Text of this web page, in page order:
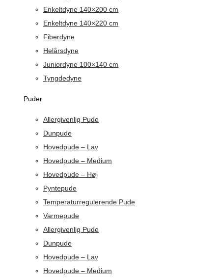
Enkeltdyne 140×200 cm
Enkeltdyne 140×220 cm
Fiberdyne
Helårsdyne
Juniordyne 100×140 cm
Tyngdedyne
Puder
Allergivenlig Pude
Dunpude
Hovedpude – Lav
Hovedpude – Medium
Hovedpude – Høj
Pyntepude
Temperaturregulerende Pude
Varmepude
Allergivenlig Pude
Dunpude
Hovedpude – Lav
Hovedpude – Medium